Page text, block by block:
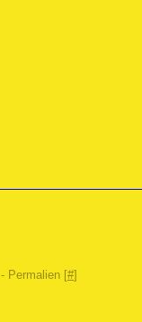
- Permalien [#]